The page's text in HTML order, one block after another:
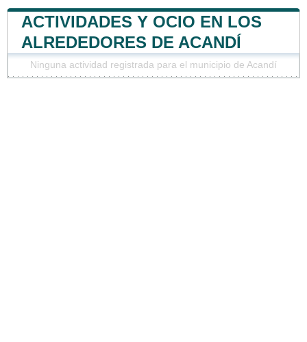
ACTIVIDADES Y OCIO EN LOS
ALREDEDORES DE ACANDÍ
Ninguna actividad registrada para el municipio de Acandí